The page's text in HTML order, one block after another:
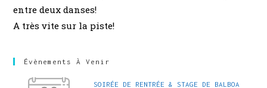
entre deux danses!
A très vite sur la piste!
Évènements À Venir
SOIRÉE DE RENTRÉE & STAGE DE BALBOA